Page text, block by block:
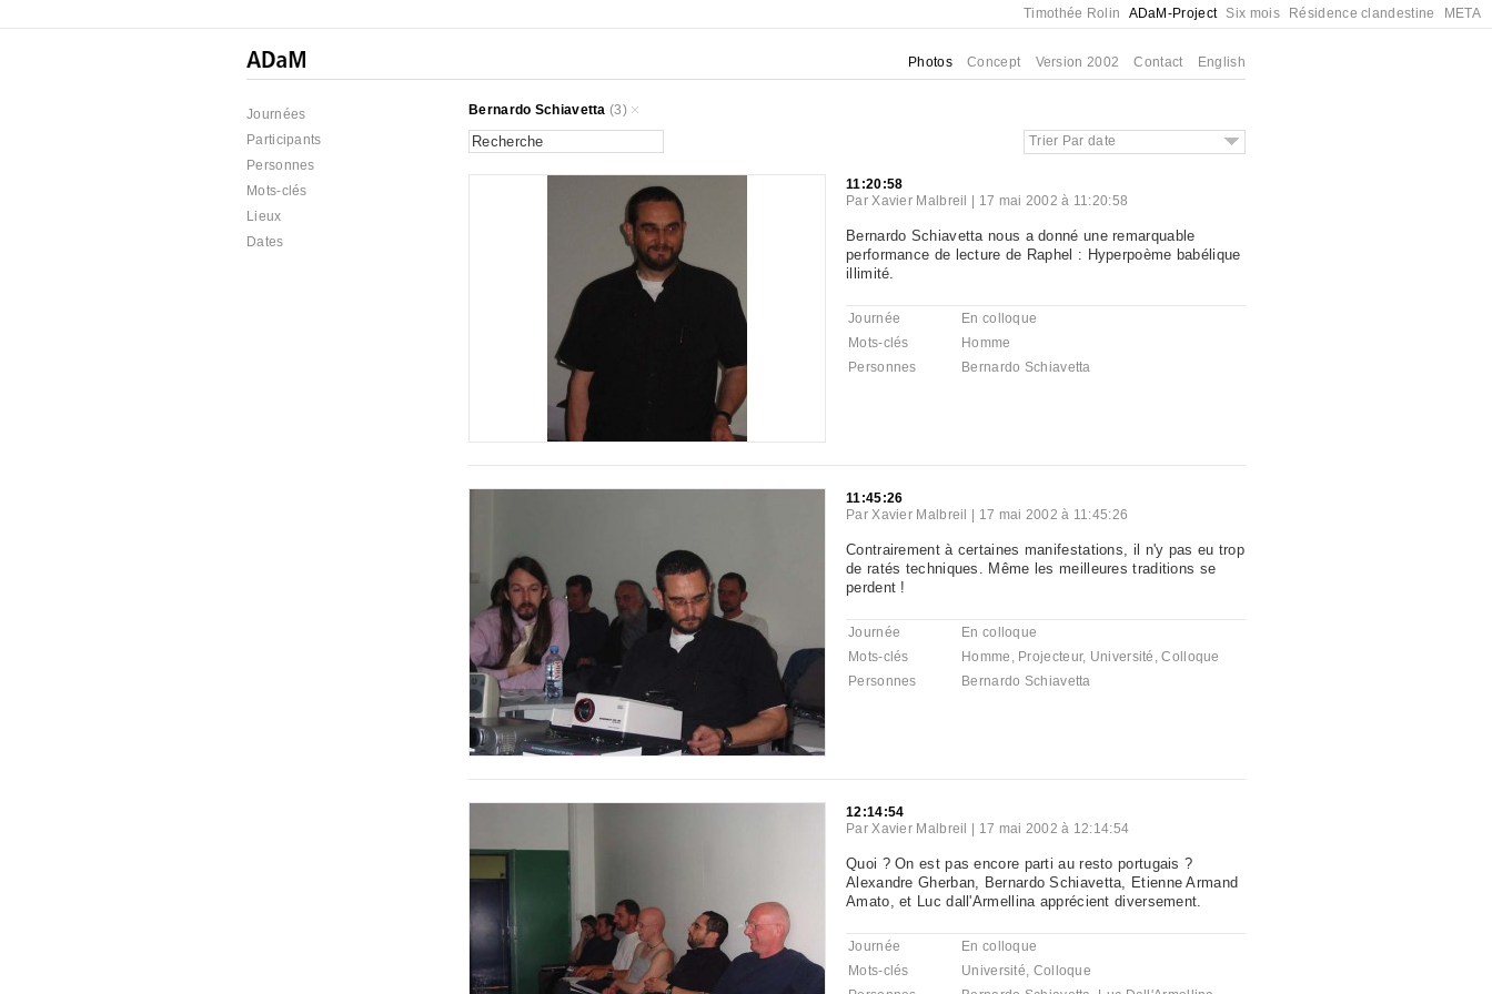
Timothée Rolin ADaM-Project Six mois Résidence clandestine META
Photos Concept Version 2002 Contact English
Journées
Participants
Personnes
Mots-clés
Lieux
Dates
Bernardo Schiavetta (3)
Trier Par date
11:20:58
ParXavier Malbreil 17 mai 2002 à 11:20:58
Bernardo Schiavetta nous a donné une remarquable
performance de lecture de Raphel : Hyperpoème babélique
illimité.
Journée
En colloque
Mots-clés
Homme
Personnes
Bernardo Schiavetta
11:45:26
ParXavier Malbreil 17 mai 2002 à 11:45:26
Contrairement à certaines manifestations, il n'y pas eu trop
de ratés techniques. Même les meilleures traditions se
perdent !
Journée
En colloque
Mots-clés
Homme , Projecteur, Université ,Colloque
Personnes
Bernardo Schiavetta
12:14:54
ParXavier Malbreil 17 mai 2002 à 12:14:54
Quoi ? On est pas encore parti au resto portugais ?
Alexandre Gherban, Bernardo Schiavetta, Etienne Armand
Amato, et Luc dall'Armellina apprécient diversement.
Journée
En colloque
Mots-clés
Université, Colloque